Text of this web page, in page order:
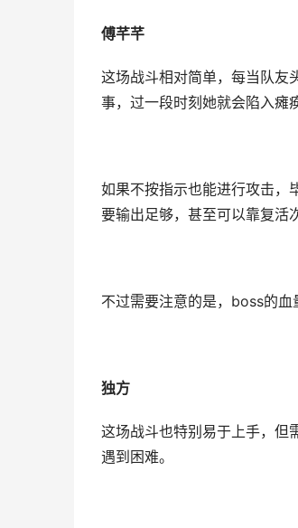
傅芊芊
这场战斗相对简单，每当队友
事，过一段时刻她就会陷入瘫
如果不按指示也能进行攻击，
要输出足够，甚至可以靠复活
不过需要注意的是，boss的血
独方
这场战斗也特别易于上手，但
遇到困难。